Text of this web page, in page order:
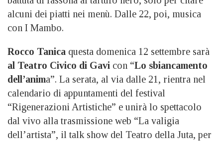
alcuni dei piatti nei menù. Dalle 22, poi, musica
con I Mambo.
Rocco Tanica questa domenica 12 settembre sarà
al Teatro Civico di Gavi con “Lo sbiancamento
dell’anima”. La serata, al via dalle 21, rientra nel
calendario di appuntamenti del festival
“Rigenerazioni Artistiche” e unirà lo spettacolo
dal vivo alla trasmissione web “La valigia
dell’artista”, il talk show del Teatro della Juta, per